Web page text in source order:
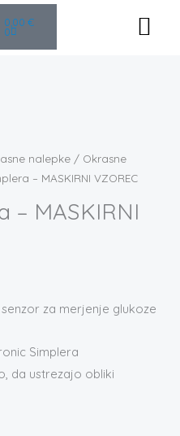
0,00 €
0
Košarica
nalepke / Okrasne
– MASKIRNI VZOREC
– MASKIRNI
za merjenje glukoze
Simplera
da ustrezajo obliki